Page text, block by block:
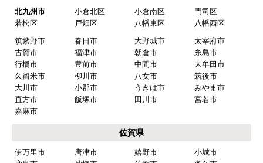
予定の期日までに商品が届きましたか？
商品の梱包は必要十分なものでしたか？
またこのショップを利用したいですか？
文時期】2026年03月頃（モバイルから）
【このショップを選んだ理由は？】
北九州市
小倉北区 小倉南区
門司区
若松区
戸畑区 八幡東区
八幡西区
筑紫野市
春日市 大野城市
太宰府市
古賀市
福津市 朝倉市
糸島市
行橋市
豊前市 中間市
大牟田市
久留米市
柳川市 八女市
筑後市
大川市
小郡市 うきは市
みやま市
直方市
飯塚市 田川市
宮若市
嘉麻市
佐賀県
伊万里市 唐津市 嬉野市
小城市